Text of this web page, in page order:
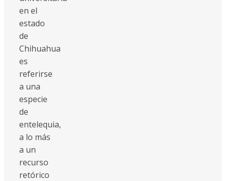
en el
estado
de
Chihuahua
es
referirse
a una
especie
de
entelequia,
a lo más
a un
recurso
retórico